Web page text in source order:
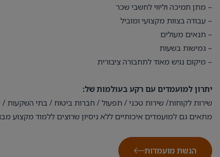
– מתן תמיכה וליווי לחשבי שכר
– עבודה בצוות מקצועי ומוביל
– תנאים מעולים
– גמישות בשעות
– מיקום נגיש מאוד לתחבורה ציבורית
יתרון למועמדים עם רקע בעולמות של:
שירות לקוחות/ שירות טכני / תפעול / חברות ביטוח / בתי השקעות
מתאים גם למועמדים איכותיים ללא ניסיון שרוצים ללמוד מקצוע
הגשת מועמדות